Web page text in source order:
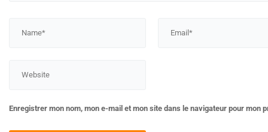
Enregistrer mon nom, mon e-mail et mon site dans le navigateur pour mon